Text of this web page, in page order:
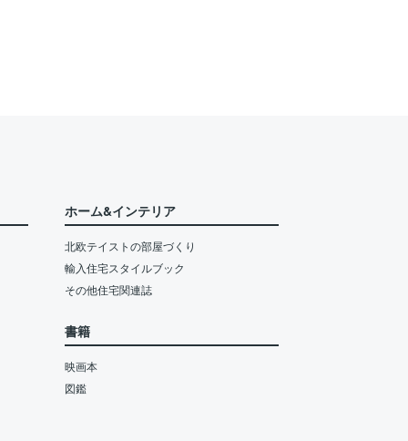
ホーム&インテリア
北欧テイストの部屋づくり
輸入住宅スタイルブック
その他住宅関連誌
書籍
映画本
図鑑